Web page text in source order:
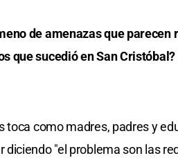
de amenazas que parecen
que sucedió en San
toca como madres, padres y
"el problema son las